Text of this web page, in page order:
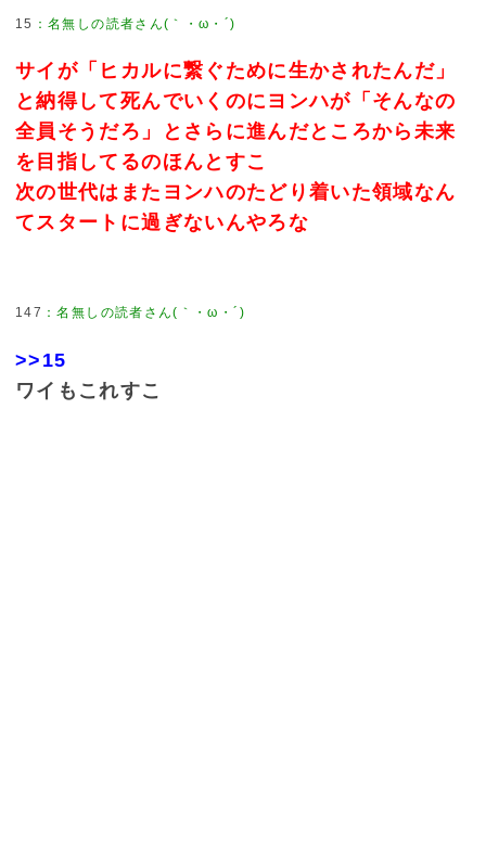
15 ：名無しの読者さん(｀・ω・´)
サイが「ヒカルに繋ぐために生かされたんだ」
と納得して死んでいくのにヨンハが「そんなの
全員そうだろ」とさらに進んだところから未来
を目指してるのほんとすこ
次の世代はまたヨンハのたどり着いた領域なん
てスタートに過ぎないんやろな
147 ：名無しの読者さん(｀・ω・´)
>>15
ワイもこれすこ